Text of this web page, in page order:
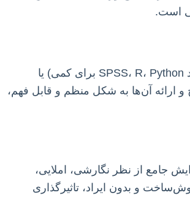
است.
پس از جمع‌آوری، داده‌ها باید با استفاده از نرم‌افزارهای آماری مناسب (مانند SPSS، R، Python برای کمی) یا
ارائه آن‌ها به شکل منظم و قابل فهم،
جامع از نظر نگارشی، املایی،
و بدون ایراد، تاثیرگذاری